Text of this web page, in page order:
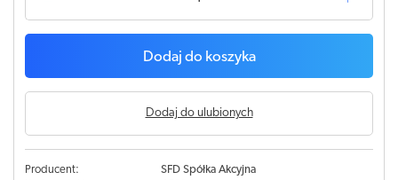
Dodaj do koszyka
Dodaj do ulubionych
Producent:
SFD Spółka Akcyjna